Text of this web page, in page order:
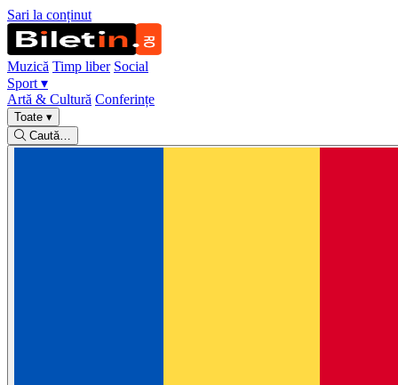
Sari la conținut
Muzică Timp liber Social
Sport ▾
Artă & Cultură Conferințe
Toate ▾
Caută…